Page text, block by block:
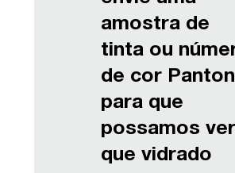
amostra de
tinta ou
de cor
para que
possamos ver
que vidrado